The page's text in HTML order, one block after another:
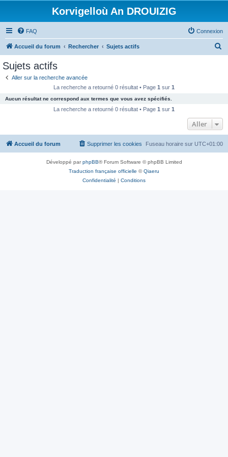
Korvigelloù An DROUIZIG
FAQ Connexion
Accueil du forum Rechercher Sujets actifs
c
e
Sujets actifs
Aller sur la recherche avancée
La recherche a retourné 0 résultat • Page 1 sur 1
Aucun résultat ne correspond aux termes que vous avez spécifiés.
La recherche a retourné 0 résultat • Page 1 sur 1
Aller
Accueil du forum Fuseau horaire sur UTC+01:00
Supprimer les cookies
Développé parphpBB® Forum Software © phpBB Limited
Traduction française officielle ©Qiaeru
Confidentialité | Conditions